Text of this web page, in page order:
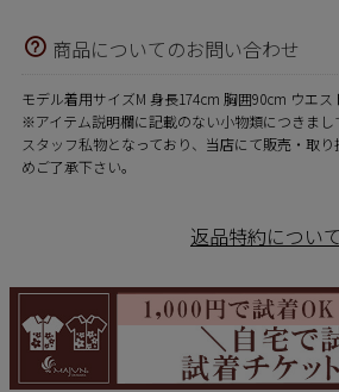
商品についてのお問い合わせ
モデル着用サイズM 身長174cm 胸囲90cm ウエス
※アイテム説明欄に記載のない小物類につきま
スタッフ私物となっており、当店にて販売・取
めご了承下さい。
返品特約について